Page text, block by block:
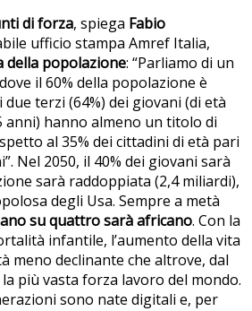
di forza, spiega Fabio
ufficio stampa Amref Italia,
della popolazione: “Parliamo di un
il 60% della popolazione è
terzi (64%) dei giovani (di età
anni) hanno almeno un titolo di
al 35% dei cittadini di età pari
Nel 2050, il 40% dei giovani sarà
sarà raddoppiata (2,4 miliardi),
degli Usa. Sempre a metà
su quattro sarà africano. Con la
infantile, l’aumento della vita
meno declinante che altrove, dal
più vasta forza lavoro del mondo.
sono nate digitali e, per